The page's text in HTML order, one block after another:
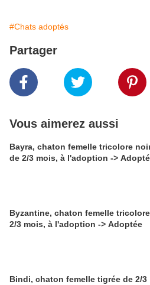
#Chats adoptés
Partager
Vous aimerez aussi
Bayra, chaton femelle tricolore
de 2/3 mois, à l'adoption ->
Byzantine, chaton femelle
2/3 mois, à l'adoption -> Adoptée
Bindi, chaton femelle tigrée de 2/3